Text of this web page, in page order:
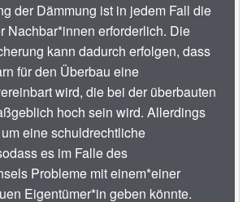
der Dämmung ist in jedem Fall die
Nachbar*innen erforderlich. Die
kann dadurch erfolgen, dass
für den Überbau eine
wird, die bei der überbauten
hoch sein wird. Allerdings
eine schuldrechtliche
es im Falle des
Probleme mit einem*einer
Eigentümer*in geben könnte.